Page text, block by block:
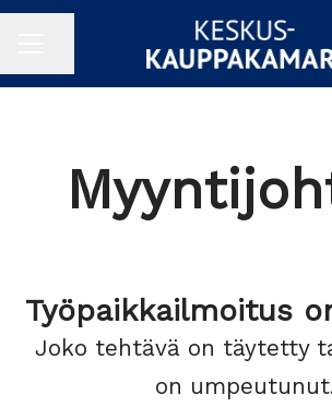
Työpaikkailmoitus
Joko tehtävä on täytetty
on